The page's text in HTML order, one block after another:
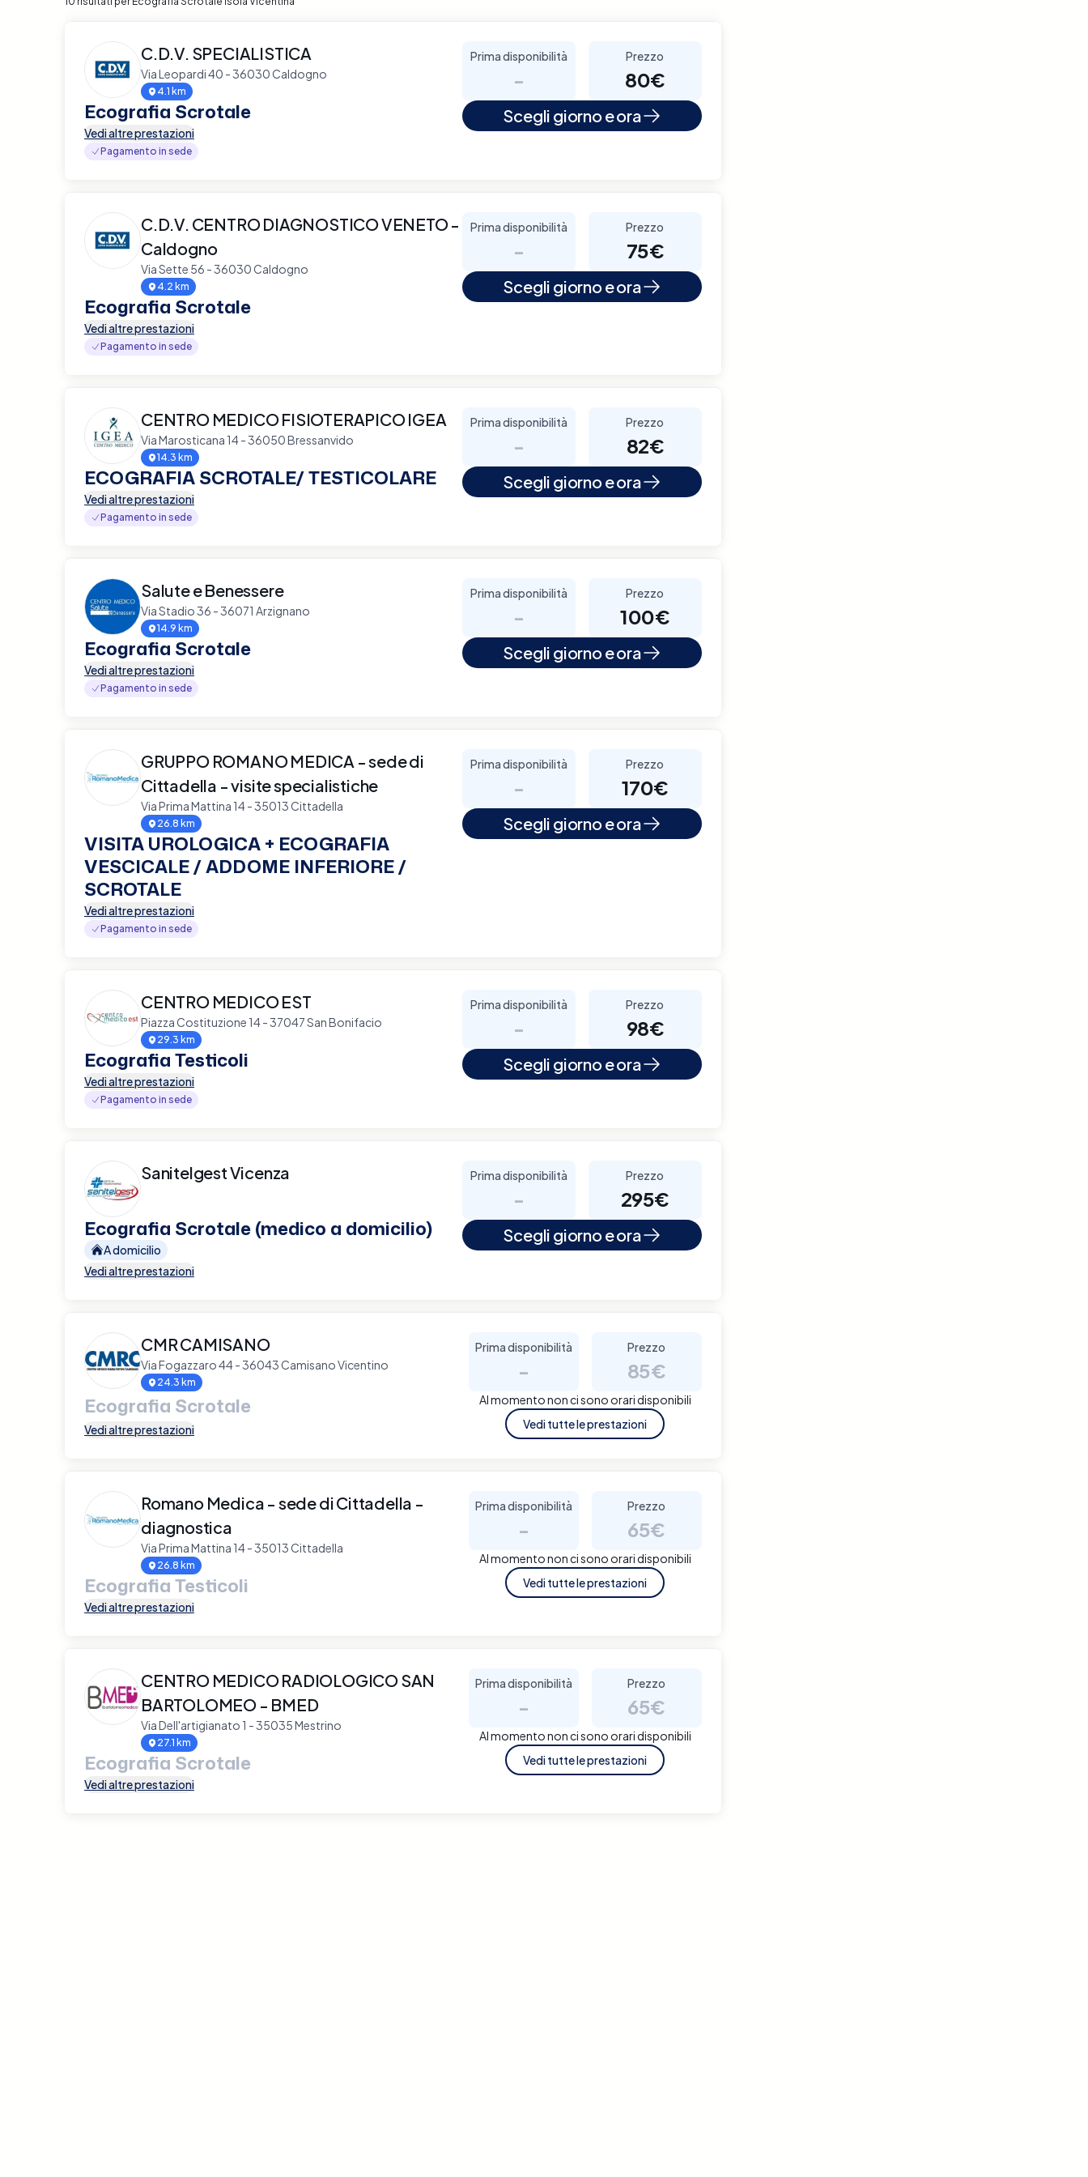
C.D.V. SPECIALISTICA
Via Leopardi 40 - 36030 Caldogno
4.1 km
Ecografia Scrotale
Vedi altre prestazioni
Pagamento in sede
Prima disponibilità
-
Prezzo
80€
Scegli giorno e ora
C.D.V. CENTRO DIAGNOSTICO VENETO -
Caldogno
Via Sette 56 - 36030 Caldogno
4.2 km
Ecografia Scrotale
Vedi altre prestazioni
Pagamento in sede
Prima disponibilità
-
Prezzo
75€
Scegli giorno e ora
CENTRO MEDICO FISIOTERAPICO IGEA
Via Marosticana 14 - 36050 Bressanvido
14.3 km
ECOGRAFIA SCROTALE/ TESTICOLARE
Vedi altre prestazioni
Pagamento in sede
Prima disponibilità
-
Prezzo
82€
Scegli giorno e ora
Salute e Benessere
Via Stadio 36 - 36071 Arzignano
14.9 km
Ecografia Scrotale
Vedi altre prestazioni
Pagamento in sede
Prima disponibilità
-
Prezzo
100€
Scegli giorno e ora
GRUPPO ROMANO MEDICA - sede di
Cittadella - visite specialistiche
Via Prima Mattina 14 - 35013 Cittadella
26.8 km
VISITA UROLOGICA + ECOGRAFIA
VESCICALE / ADDOME INFERIORE /
SCROTALE
Vedi altre prestazioni
Pagamento in sede
Prima disponibilità
-
Prezzo
170€
Scegli giorno e ora
CENTRO MEDICO EST
Piazza Costituzione 14 - 37047 San Bonifacio
29.3 km
Ecografia Testicoli
Vedi altre prestazioni
Pagamento in sede
Prima disponibilità
-
Prezzo
98€
Scegli giorno e ora
Sanitelgest Vicenza
Ecografia Scrotale (medico a domicilio)
A domicilio
Vedi altre prestazioni
Prima disponibilità
-
Prezzo
295€
Scegli giorno e ora
CMR CAMISANO
Via Fogazzaro 44 - 36043 Camisano Vicentino
24.3 km
Ecografia Scrotale
Vedi altre prestazioni
Prima disponibilità
-
Prezzo
85€
Al momento non ci sono orari disponibili
Vedi tutte le prestazioni
Romano Medica - sede di Cittadella -
diagnostica
Via Prima Mattina 14 - 35013 Cittadella
26.8 km
Ecografia Testicoli
Vedi altre prestazioni
Prima disponibilità
-
Prezzo
65€
Al momento non ci sono orari disponibili
Vedi tutte le prestazioni
CENTRO MEDICO RADIOLOGICO SAN
BARTOLOMEO - BMED
Via Dell'artigianato 1 - 35035 Mestrino
27.1 km
Ecografia Scrotale
Vedi altre prestazioni
Prima disponibilità
-
Prezzo
65€
Al momento non ci sono orari disponibili
Vedi tutte le prestazioni